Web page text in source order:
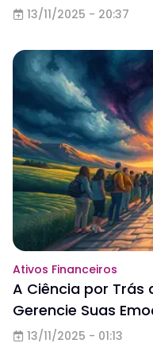
13/11/2025 - 20:37
Ativos Financeiros
A Ciência por Trás
Gerencie Suas
13/11/2025 - 01:13